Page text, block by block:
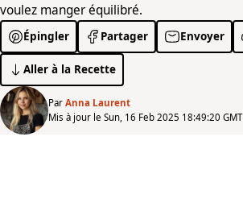
voulez manger équilibré.
Épingler Partager Envoyer
Aller à la Recette
Par Anna Laurent
Mis à jour le Sun, 16 Feb 2025 18:49:20 GMT